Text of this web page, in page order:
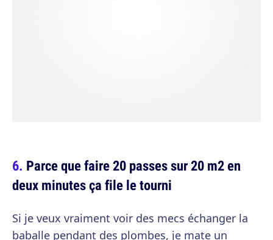
Parce que faire 20 passes sur 20 m2 en
deux minutes ça file le tourni
Si je veux vraiment voir des mecs échanger la
baballe pendant des plombes, je mate un